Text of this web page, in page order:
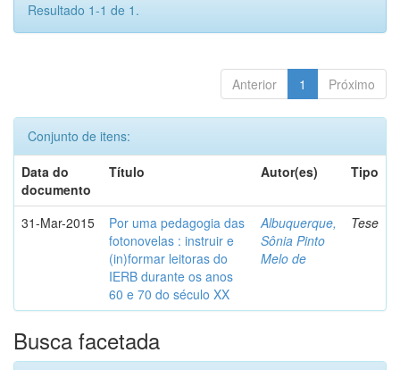
Resultado 1-1 de 1.
Anterior 1 Próximo
Conjunto de itens:
Data do
documento
Título Autor(es) Tipo
31-Mar-2015
Por uma pedagogia das
fotonovelas : instruir e
(in)formar leitoras do
IERB durante os anos
60 e 70 do século XX
Albuquerque,
Sônia Pinto
Melo de
Tese
Busca facetada